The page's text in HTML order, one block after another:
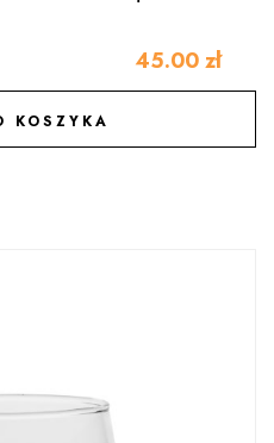
45.00 zł
KOSZYKA
ULUBIONYCH